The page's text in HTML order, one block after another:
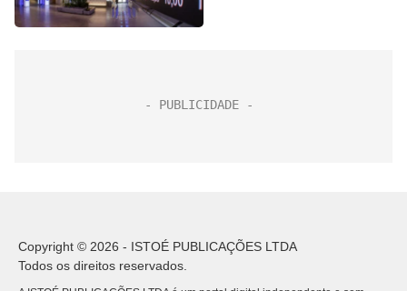
Copyright © 2026 - ISTOÉ PUBLICAÇÕES LTDA
Todos os direitos reservados.